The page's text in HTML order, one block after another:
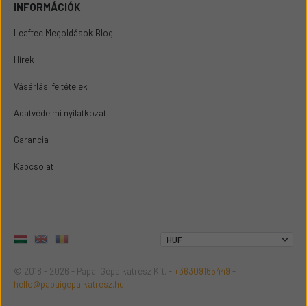
INFORMÁCIÓK
Leaftec Megoldások Blog
Hírek
Vásárlási feltételek
Adatvédelmi nyilatkozat
Garancia
Kapcsolat
© 2018 - 2026 - Pápai Gépalkatrész Kft. - +36309165449 -
hello@papaigepalkatresz.hu